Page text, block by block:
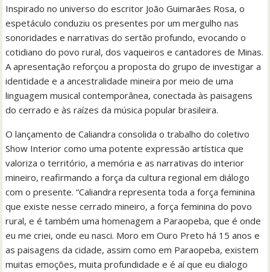
Inspirado no universo do escritor João Guimarães Rosa, o
espetáculo conduziu os presentes por um mergulho nas
sonoridades e narrativas do sertão profundo, evocando o
cotidiano do povo rural, dos vaqueiros e cantadores de Minas.
A apresentação reforçou a proposta do grupo de investigar a
identidade e a ancestralidade mineira por meio de uma
linguagem musical contemporânea, conectada às paisagens
do cerrado e às raízes da música popular brasileira.
O lançamento de Caliandra consolida o trabalho do coletivo
Show Interior como uma potente expressão artística que
valoriza o território, a memória e as narrativas do interior
mineiro, reafirmando a força da cultura regional em diálogo
com o presente. “Caliandra representa toda a força feminina
que existe nesse cerrado mineiro, a força feminina do povo
rural, e é também uma homenagem a Paraopeba, que é onde
eu me criei, onde eu nasci. Moro em Ouro Preto há 15 anos e
as paisagens da cidade, assim como em Paraopeba, existem
muitas emoções, muita profundidade e é aí que eu dialogo